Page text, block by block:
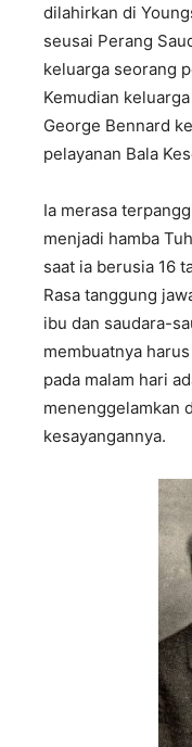
dilahirkan di
seusai Perang
keluarga seorang
Kemudian
George Bennard
pelayanan Bala
Ia merasa
menjadi hamba
saat ia berusia 16
Rasa tanggung
ibu dan saudara-
membuatnya
pada malam hari
menenggelamkan
kesayangannya.